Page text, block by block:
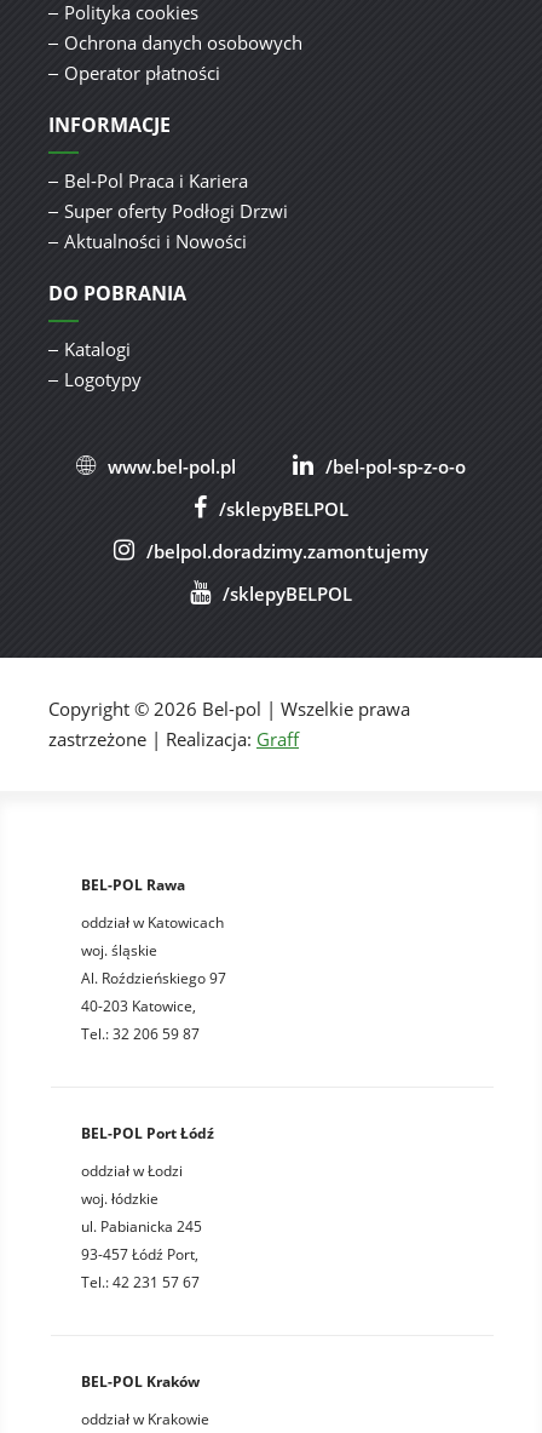
Polityka cookies
Ochrona danych osobowych
Operator płatności
INFORMACJE
Bel-Pol Praca i Kariera
Super oferty Podłogi Drzwi
Aktualności i Nowości
DO POBRANIA
Katalogi
Logotypy
www.bel-pol.pl
/bel-pol-sp-z-o-o
/sklepyBELPOL
/belpol.doradzimy.zamontujemy
/sklepyBELPOL
Copyright © 2026 Bel-pol | Wszelkie prawa
zastrzeżone | Realizacja: Graff
BEL-POL Rawa
oddział w Katowicach
woj. śląskie
Al. Roździeńskiego 97
40-203 Katowice,
Tel.: 32 206 59 87
BEL-POL Port Łódź
oddział w Łodzi
woj. łódzkie
ul. Pabianicka 245
93-457 Łódź Port,
Tel.: 42 231 57 67
BEL-POL Kraków
oddział w Krakowie